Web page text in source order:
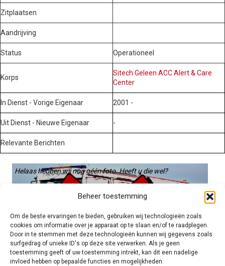
Beheer toestemming
Om de beste ervaringen te bieden, gebruiken wij technologieën zoals
cookies om informatie over je apparaat op te slaan en/of te raadplegen.
Door in te stemmen met deze technologieën kunnen wij gegevens zoals
surfgedrag of unieke ID's op deze site verwerken. Als je geen
toestemming geeft of uw toestemming intrekt, kan dit een nadelige
invloed hebben op bepaalde functies en mogelijkheden.
Zitplaatsen
Aandrijving
Status Operationeel
Korps
Sitech Geleen ACC Alert & Care
Center
In Dienst - Vorige Eigenaar 2001 -
Uit Dienst - Nieuwe Eigenaar -
Relevante Berichten
Helaas hebben wij nog géén foto. Heeft u die wel?
Graag gebruiken we die. Stuur hem op naar:
voertuigen@hulpverleningsdiensten.nl